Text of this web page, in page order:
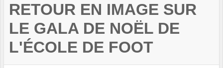
RETOUR EN IMAGE SUR
LE GALA DE NOËL DE
L'ÉCOLE DE FOOT